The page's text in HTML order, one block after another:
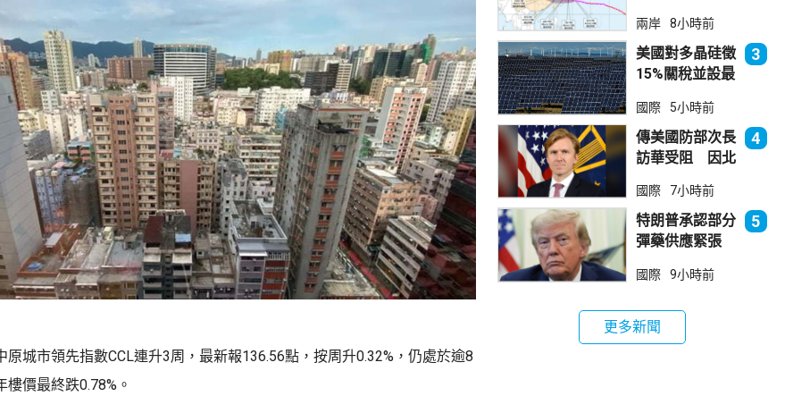
原城市領先指數CCL連升3周，最新報136.56點，按周升0.32%，仍處於逾8
價最終跌0.78%。
兩岸 8小時前
美國對多晶硅徵
15%關稅並設最
克：中國無法再
傾銷
3
國際 5小時前
傳美國防部次長
訪華受阻 因北
售
4
國際 7小時前
特朗普承認部分
彈藥供應緊張
成
5
國際 9小時前
更多新聞